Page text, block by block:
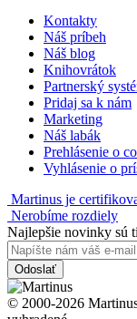
Kontakty
Náš príbeh
Náš blog
Knihovrátok
Partnerský
Pridaj sa k nám
Marketing
Náš labák
Prehlásenie o
Vyhlásenie o
Martinus je
Nerobíme rozdiely
Najlepšie novinky sú
Odoslať
© 2000-2026